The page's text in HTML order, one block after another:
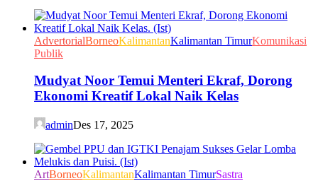
AdvertorialBorneoKalimantanKalimantan TimurKomunikasi
Publik
Mudyat Noor Temui Menteri Ekraf, Dorong
Ekonomi Kreatif Lokal Naik Kelas
adminDes 17, 2025
ArtBorneoKalimantanKalimantan TimurSastra